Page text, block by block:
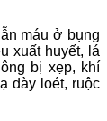
máu ở bụng
xuất huyết, lá
bị xẹp, khí
dày loét, ruộc